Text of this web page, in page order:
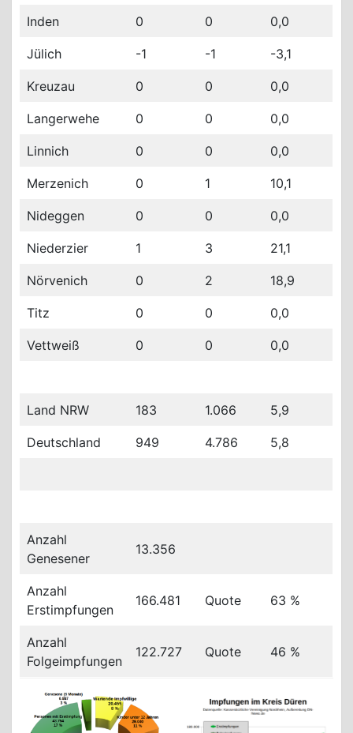
Inden 0 0 0,0
Jülich -1 -1 -3,1
Kreuzau 0 0 0,0
Langerwehe 0 0 0,0
Linnich 0 0 0,0
Merzenich 0 1 10,1
Nideggen 0 0 0,0
Niederzier 1 3 21,1
Nörvenich 0 2 18,9
Titz 0 0 0,0
Vettweiß 0 0 0,0
Land NRW 183 1.066 5,9
Deutschland 949 4.786 5,8
Anzahl
Genesener
13.356
Anzahl
Erstimpfungen
166.481 Quote 63 %
Anzahl
Folgeimpfungen
122.727 Quote 46 %